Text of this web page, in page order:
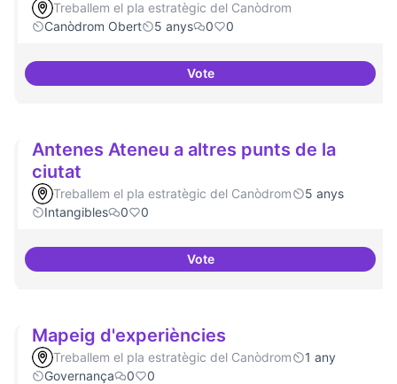
Treballem el pla estratègic del Canòdrom
Canòdrom Obert
5 anys 0 0
VoteIdees per la millora democràtica
Antenes Ateneu a altres punts de la
ciutat
Treballem el pla estratègic del Canòdrom
5 anys
Intangibles
0 0
VoteAntenes Ateneu a altres punts
Mapeig d'experiències
Treballem el pla estratègic del Canòdrom
1 any
Governança
0 0